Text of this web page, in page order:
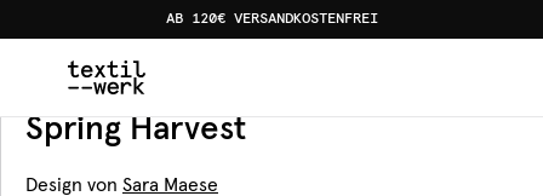
AB 120€ VERSANDKOSTENFREI
Produkte Sitzkissen Spring Harvest
Sitzkissen
Spring Harvest
Design von Sara Maese